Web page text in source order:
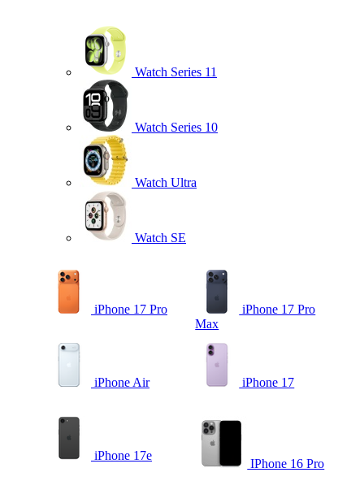
Watch Series 11
Watch Series 10
Watch Ultra
Watch SE
iPhone 17 Pro
iPhone 17 Pro
Max
iPhone Air iPhone 17
iPhone 17e
IPhone 16 Pro